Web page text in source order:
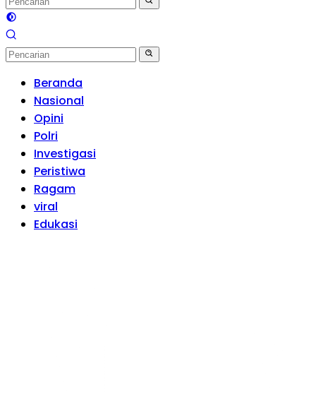
Beranda
Nasional
Opini
Polri
Investigasi
Peristiwa
Ragam
viral
Edukasi